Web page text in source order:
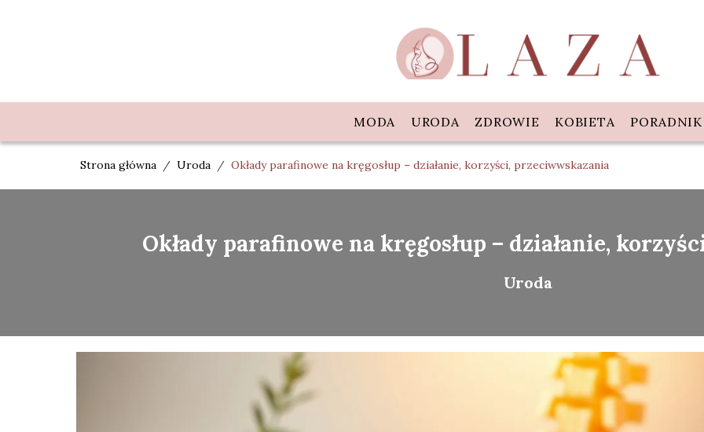
MODA URODA ZDROWIE KOBIETA PORADNIK
Strona główna / Uroda / Okłady parafinowe na kręgosłup – działanie, korzyści, przeciwwskazania
Okłady parafinowe na kręgosłup – działanie,
Uroda